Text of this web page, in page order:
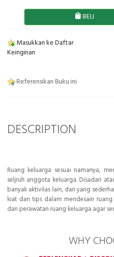
BELI
Masukkan ke Daftar
Keinginan
Referensikan Buku ini
DESCRIPTION
Ruang keluarga sesuai namanya,
seljruh anggota keluarga. Disadari
banyak aktivilas lain, dari yang
kiat dan tips dalam mendesain
dan perawatan ruang keluarga agar
WHY